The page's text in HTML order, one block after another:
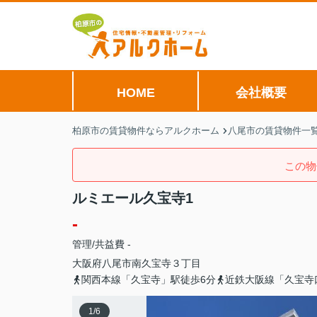
HOME 会社概要
柏原市の賃貸物件ならアルクホーム 八尾市の賃貸物件一
この
ルミエール久宝寺1
-
管理/共益費 -
大阪府八尾市南久宝寺３丁目
関西本線「久宝寺」駅徒歩6分
近鉄大阪線「久宝
1/6